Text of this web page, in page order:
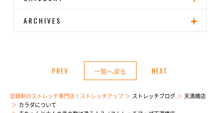
ARCHIVES
PREV 一覧へ戻る NEXT
定額制のストレッチ専門店！ストレッチアップ ストレッチブログ
天満橋店
カラダについて